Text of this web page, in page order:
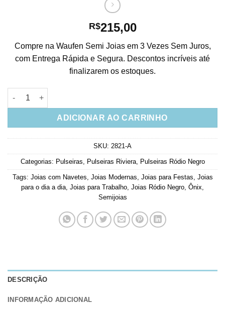
R$215,00
Compre na Waufen Semi Joias em 3 Vezes Sem Juros,
com Entrega Rápida e Segura. Descontos incríveis até
finalizarem os estoques.
Pulseira Riviera De Navetes Pretas Rodio Negro Semi Joia
ADICIONAR AO CARRINHO
SKU: 2821-A
Categorias: Pulseiras Pulseiras Riviera, Pulseiras Ródio Negro
Tags: Joias com Navetes Joias Modernas Joias para Festas Joias
para o dia a dia Joias para Trabalho Joias Ródio Negro Ônix
Semijoias
DESCRIÇÃO
INFORMAÇÃO ADICIONAL